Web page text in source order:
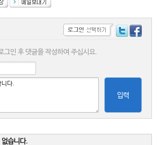
그인 후 댓글을 작성하여 주십시요.
입력
습니다.